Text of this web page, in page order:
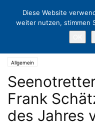
Allgemein
Frank
des Jahres
Diese Website
weiter nutzen, stimmen